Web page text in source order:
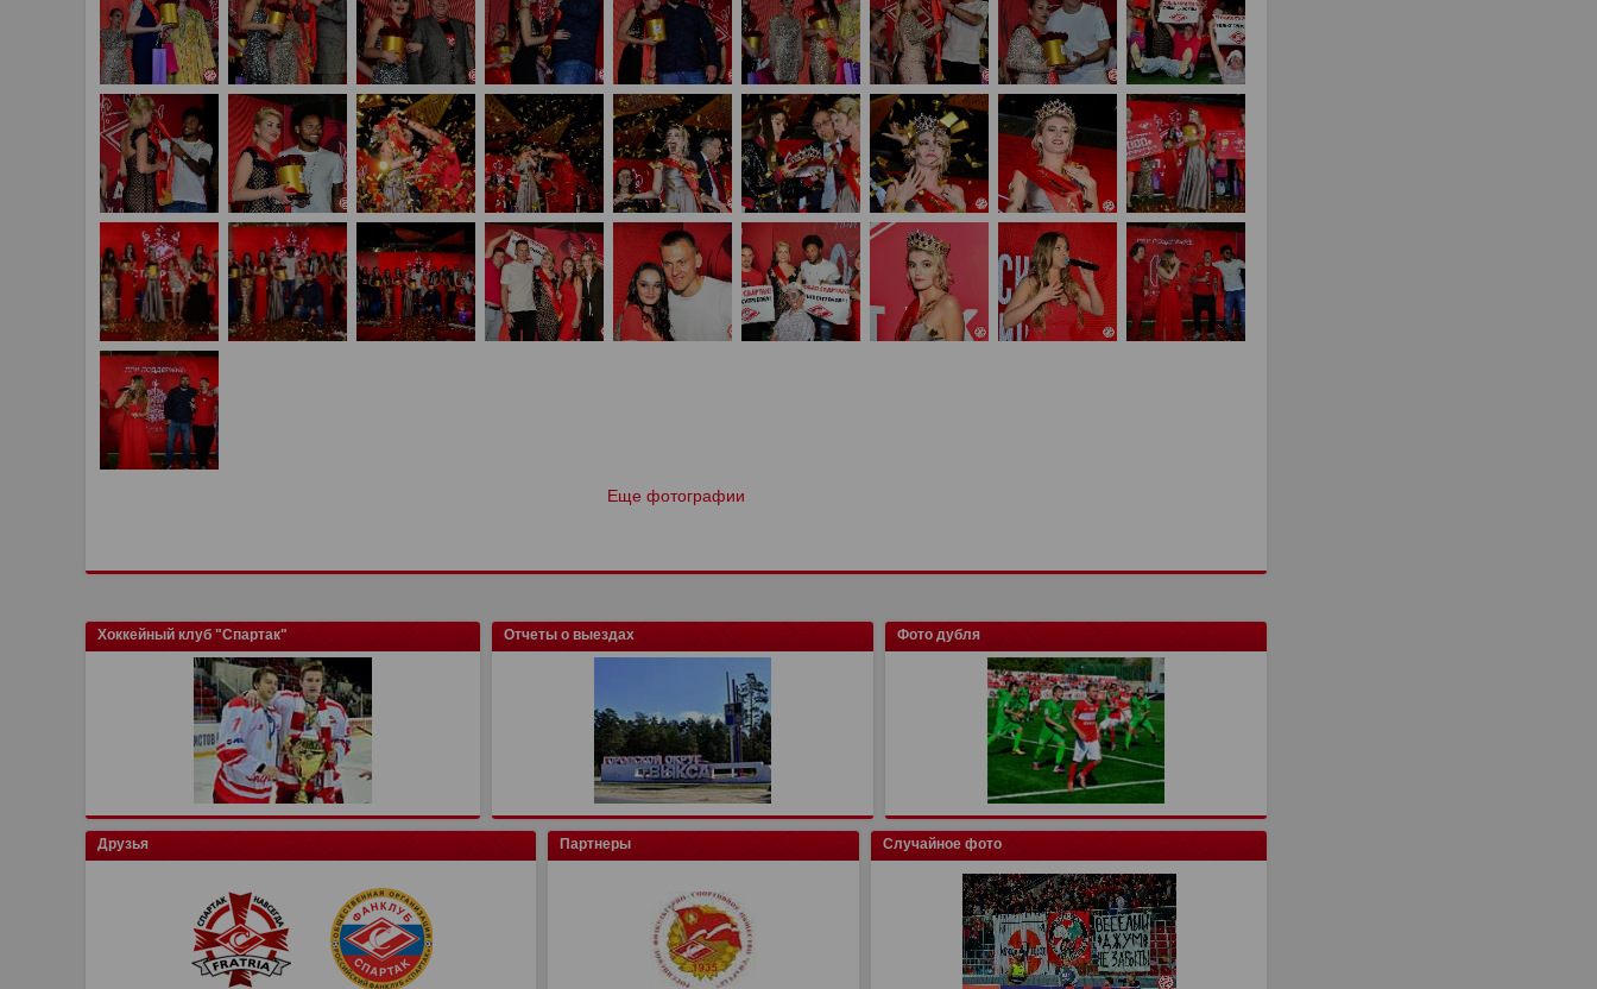
Еще фотографии
Хоккейный клуб "Спартак" Отчеты о выездах Фото дубля
Друзья Партнеры Случайное фото